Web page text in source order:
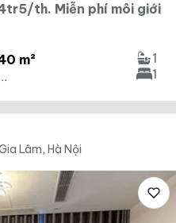
th. Miễn phí môi giới
m²
1
1
Lâm, Hà Nội